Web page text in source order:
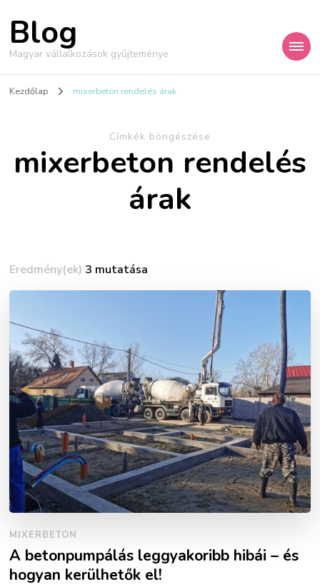
Blog
Magyar vállalkozások gyűjteménye
Kezdőlap mixerbeton rendelés árak
Címkék böngészése
mixerbeton rendelés
árak
Eredmény(ek) 3 mutatása
MIXERBETON
A betonpumpálás leggyakoribb hibái – és
hogyan kerülhetők el!